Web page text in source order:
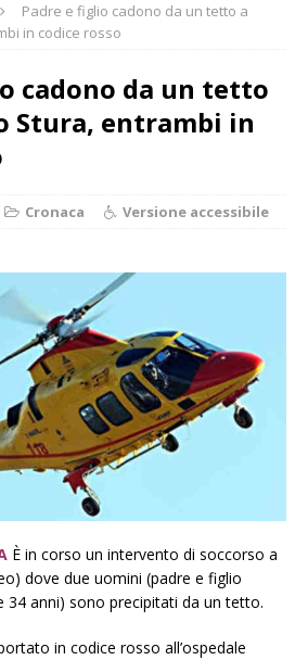
Padre e figlio cadono da un tetto a
in codice rosso
cadono da un tetto
Stura, entrambi in
Cronaca Versione accessibile
È in corso un intervento di soccorso a
dove due uomini (padre e figlio
34 anni) sono precipitati da un tetto.
in codice rosso all’ospedale